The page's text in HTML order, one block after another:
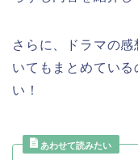
さらに、ドラマの
いてもまとめてい
い！